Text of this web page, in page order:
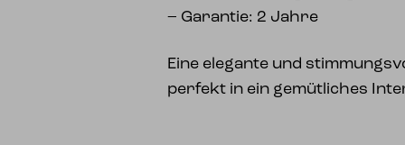
– Garantie: 2 Jahre
Eine elegante und
perfekt in ein gemütliches